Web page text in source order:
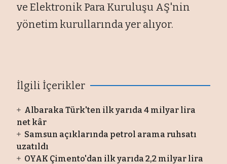
ve Elektronik Para Kuruluşu AŞ'nin
yönetim kurullarında yer alıyor.
İlgili İçerikler
Albaraka Türk'ten ilk yarıda 4 milyar lira
net kâr
Samsun açıklarında petrol arama ruhsatı
uzatıldı
OYAK Çimento'dan ilk yarıda 2,2 milyar lira